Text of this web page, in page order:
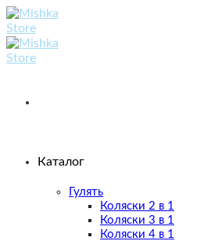
Skip
to
content
Каталог
Гулять
Коляски 2 в 1
Коляски 3 в 1
Коляски 4 в 1